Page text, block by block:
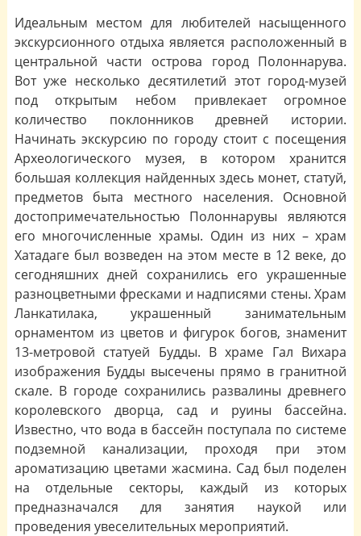
Идеальным местом для любителей насыщенного
экскурсионного отдыха является расположенный в
центральной части острова город Полоннарува.
Вот уже несколько десятилетий этот город-музей
под открытым небом привлекает огромное
количество поклонников древней истории.
Начинать экскурсию по городу стоит с посещения
Археологического музея, в котором хранится
большая коллекция найденных здесь монет, статуй,
предметов быта местного населения. Основной
достопримечательностью Полоннарувы являются
его многочисленные храмы. Один из них – храм
Хатадаге был возведен на этом месте в 12 веке, до
сегодняшних дней сохранились его украшенные
разноцветными фресками и надписями стены. Храм
Ланкатилака, украшенный занимательным
орнаментом из цветов и фигурок богов, знаменит
13-метровой статуей Будды. В храме Гал Вихара
изображения Будды высечены прямо в гранитной
скале. В городе сохранились развалины древнего
королевского дворца, сад и руины бассейна.
Известно, что вода в бассейн поступала по системе
подземной канализации, проходя при этом
ароматизацию цветами жасмина. Сад был поделен
на отдельные секторы, каждый из которых
предназначался для занятия наукой или
проведения увеселительных мероприятий.